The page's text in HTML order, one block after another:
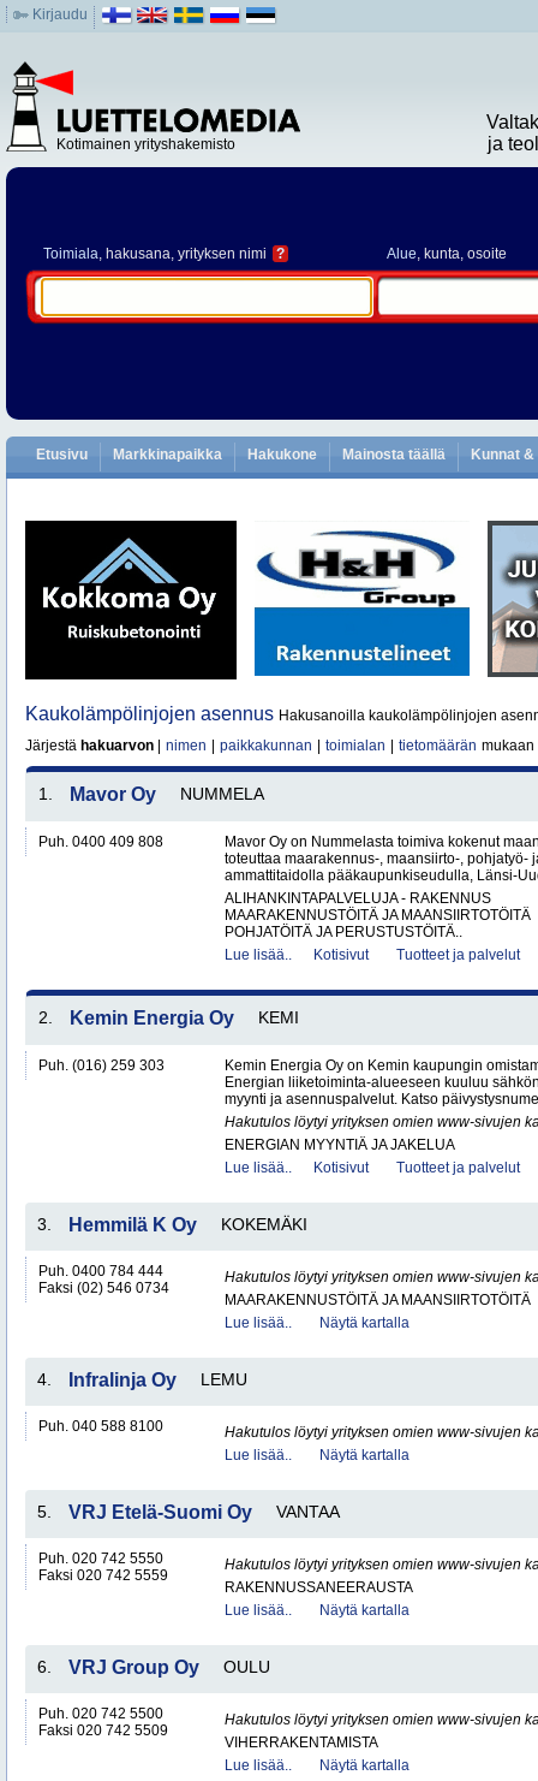
Kirjaudu
Kotimainen yrityshakemisto
ja
Toimiala, hakusana, yrityksen nimi ? Alue, kunta, osoite
Etusivu Markkinapaikka Hakukone Mainosta täällä Kunnat
Kaukolämpölinjojen asennus Hakusanoilla kaukolämpölinjojen
Järjestä hakuarvon nimen paikkakunnan toimialan tietomäärän mukaan
1. Mavor Oy NUMMELA
Puh. 0400 409 808
Mavor Oy on Nummelasta toimiva kokenut
toteuttaa maarakennus-, maansiirto-, pohjatyö-
ammattitaidolla pääkaupunkiseudulla, Länsi-
ALIHANKINTAPALVELUJA - RAKENNUS
MAARAKENNUSTÖITÄ JA MAANSIIRTOTÖITÄ
POHJATÖITÄ JA PERUSTUSTÖITÄ..
Lue lisää..
Kotisivut Tuotteet ja palvelut
2. Kemin Energia Oy KEMI
Puh. (016) 259 303
Kemin Energia Oy on Kemin kaupungin
Energian liiketoiminta-alueeseen kuuluu
myynti ja asennuspalvelut. Katso
Hakutulos löytyi yrityksen omien www-sivujen
ENERGIAN MYYNTIÄ JA JAKELUA
Lue lisää..
Kotisivut Tuotteet ja palvelut
3. Hemmilä K Oy KOKEMÄKI
Puh. 0400 784 444
Faksi (02) 546 0734
Hakutulos löytyi yrityksen omien www-sivujen
MAARAKENNUSTÖITÄ JA MAANSIIRTOTÖITÄ
Lue lisää..
Näytä kartalla
4. Infralinja Oy LEMU
Puh. 040 588 8100
Hakutulos löytyi yrityksen omien www-sivujen
Lue lisää..
Näytä kartalla
5. VRJ Etelä-Suomi Oy VANTAA
Puh. 020 742 5550
Faksi 020 742 5559
Hakutulos löytyi yrityksen omien www-sivujen
RAKENNUSSANEERAUSTA
Lue lisää..
Näytä kartalla
6. VRJ Group Oy OULU
Puh. 020 742 5500
Faksi 020 742 5509
Hakutulos löytyi yrityksen omien www-sivujen
VIHERRAKENTAMISTA
Lue lisää..
Näytä kartalla